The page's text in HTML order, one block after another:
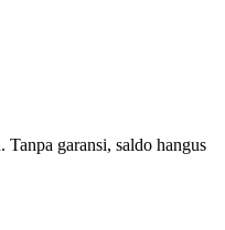
garansi, saldo hangus